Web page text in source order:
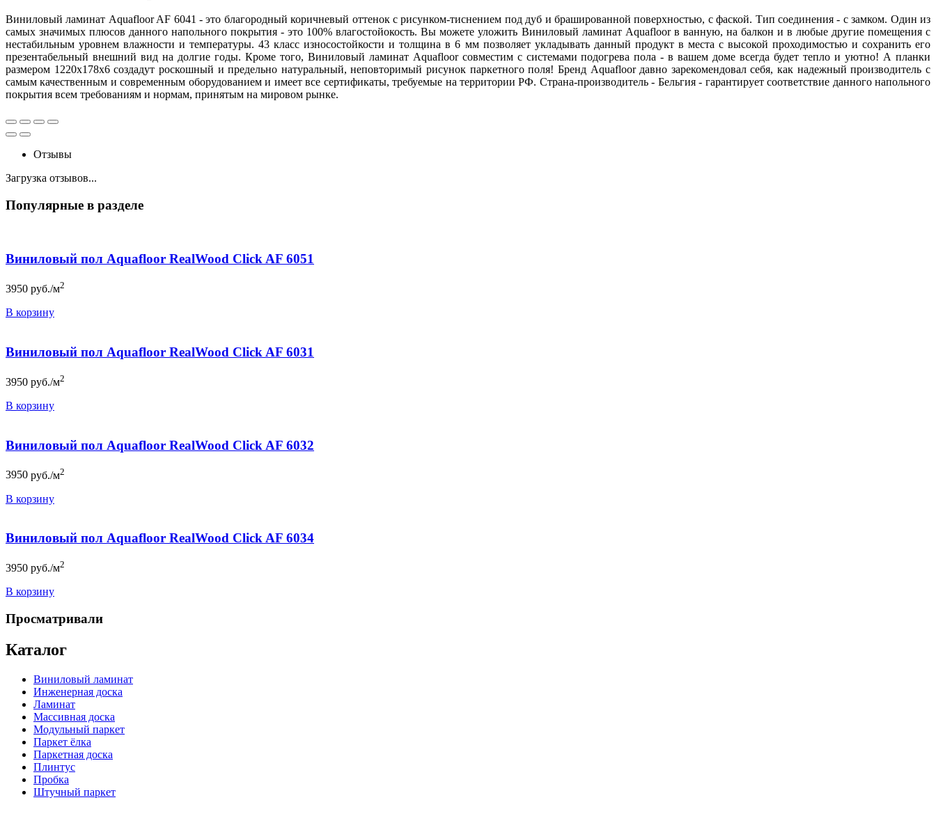
Виниловый ламинат Aquafloor AF 6041 - это благородный коричневый оттенок с рисунком-тиснением под дуб и брашированной поверхностью, с фаской. Тип соединения - с замком. Один из
самых значимых плюсов данного напольного покрытия - это 100% влагостойокость. Вы можете уложить Виниловый ламинат Aquafloor в ванную, на балкон и в любые другие помещения с
нестабильным уровнем влажности и температуры. 43 класс износостойкости и толщина в 6 мм позволяет укладывать данный продукт в места с высокой проходимостью и сохранить его
презентабельный внешний вид на долгие годы. Кроме того, Виниловый ламинат Aquafloor совместим с системами подогрева пола - в вашем доме всегда будет тепло и уютно! А планки
размером 1220x178x6 создадут роскошный и предельно натуральный, неповторимый рисунок паркетного поля! Бренд Aquafloor давно зарекомендовал себя, как надежный производитель с
самым качественным и современным оборудованием и имеет все сертификаты, требуемые на территории РФ. Страна-производитель - Бельгия - гарантирует соответствие данного напольного
покрытия всем требованиям и нормам, принятым на мировом рынке.
Отзывы
Загрузка отзывов...
Популярные в разделе
Виниловый пол Aquafloor RealWood Click AF 6051
3950 руб./м2
В корзину
Виниловый пол Aquafloor RealWood Click AF 6031
3950 руб./м2
В корзину
Виниловый пол Aquafloor RealWood Click AF 6032
3950 руб./м2
В корзину
Виниловый пол Aquafloor RealWood Click AF 6034
3950 руб./м2
В корзину
Просматривали
Каталог
Виниловый ламинат
Инженерная доска
Ламинат
Массивная доска
Модульный паркет
Паркет ёлка
Паркетная доска
Плинтус
Пробка
Штучный паркет